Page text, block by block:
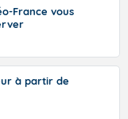
France vous
à partir de